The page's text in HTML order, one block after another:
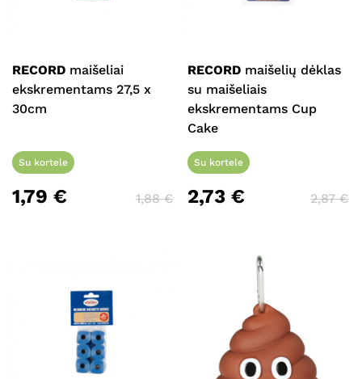
RECORD maišeliai
ekskrementams 27,5 x
30cm
Su kortele
1,79 € 1,88€
RECORD maišelių dėklas
su maišeliais
ekskrementams Cup
Cake
Su kortele
2,73€ 2,87€